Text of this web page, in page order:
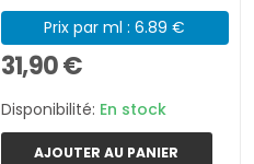
Prix par ml : 6.89 €
31,90 €
Disponibilité: En stock
AJOUTER AU PANIER